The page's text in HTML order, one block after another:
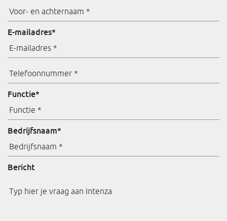
Voor-
en
achternaam
E-mailadres*
Telefoonnummer
*
Functie*
Bedrijfsnaam*
Bericht